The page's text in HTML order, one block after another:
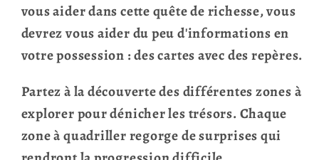
vous aider dans cette quête de richesse, vous
devrez vous aider du peu d'informations en
votre possession : des cartes avec des repères.
Partez à la découverte des différentes zones à
explorer pour dénicher les trésors. Chaque
zone à quadriller regorge de surprises qui